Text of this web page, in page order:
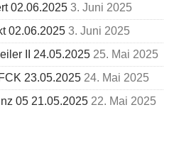
02.06.2025 3. Juni 2025
02.06.2025 3. Juni 2025
II 24.05.2025 25. Mai 2025
23.05.2025 24. Mai 2025
05 21.05.2025 22. Mai 2025